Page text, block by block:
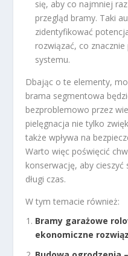
się, aby co najmniej
przegląd bramy. Taki
zidentyfikować
rozwiązać, co znacznie
systemu.
Dbając o te elementy,
brama segmentowa
bezproblemowo przez
pielęgnacja nie tylko
także wpływa na
Warto więc poświęcić
konserwację, aby
długi czas.
W tym temacie również:
Bramy garażowe
ekonomiczne